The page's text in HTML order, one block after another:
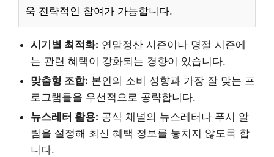
욱 전략적인 참여가 가능합니다.
시기별 최적화: 연말정산 시즌이나 명절 시즌에
는 관련 혜택이 강화되는 경향이 있습니다.
맞춤형 조합: 본인의 소비 성향과 가장 잘 맞는 프
로그램들을 우선적으로 공략합니다.
뉴스레터 활용: 공식 채널의 뉴스레터나 푸시 알
림을 설정해 최신 혜택 정보를 놓치지 않도록 합
니다.